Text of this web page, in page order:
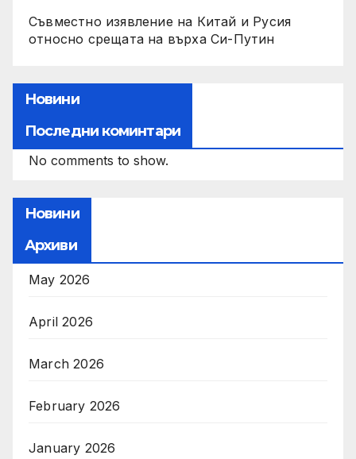
Съвместно изявление на Китай и Русия
относно срещата на върха Си-Путин
Новини
Последни коминтари
No comments to show.
Новини
Архиви
May 2026
April 2026
March 2026
February 2026
January 2026